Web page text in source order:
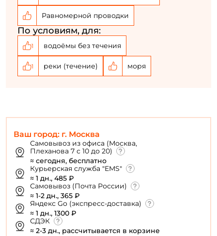
Ваш город: г. Москва
Самовывоз из офиса (Москва,
Плеханова 7 с 10 до 20)
≈ сегодня, бесплатно
Курьерская служба "EMS"
≈ 1 дн., 485 ₽
Самовывоз (Почта России)
≈ 1-2 дн., 365 ₽
Яндекс Go (экспресс-доставка)
≈ 1 дн., 1300 ₽
СДЭК
≈ 2-3 дн., рассчитывается в корзине
Равномерной проводки
По условиям, для:
1 водоёмы без течения
1 реки (течение) моря
Создать аккаунт
У меня уже есть аккаунт